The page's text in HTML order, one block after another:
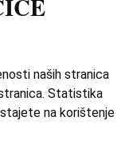
naših stranica
Statistika
na korištenje